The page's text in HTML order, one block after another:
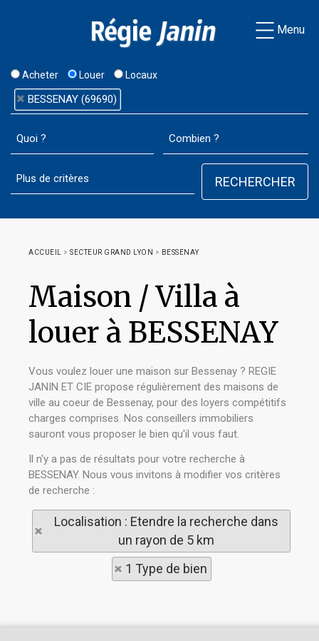
Menu
Acheter Louer Locaux
BESSENAY (69690)
ACCUEIL > SECTEUR GRAND LYON > BESSENAY
Maison / Villa à
louer à BESSENAY
Vous voulez louer une maison sur Bessenay ? REGIE
JANIN ET CIE propose régulièrement des maisons de
ville au coeur de Bessenay, pour des loyers compétitifs
charges comprises. Nos conseillers immobiliers
sauront vous proposer le bien qu'il vous faut.
Il n'y a pas de résultats pour votre recherche à
BESSENAY. Nous vous invitons à modifier vos critères
de recherche :
Localisation : Etendre la recherche dans
un rayon de 5 km
1 Type de bien